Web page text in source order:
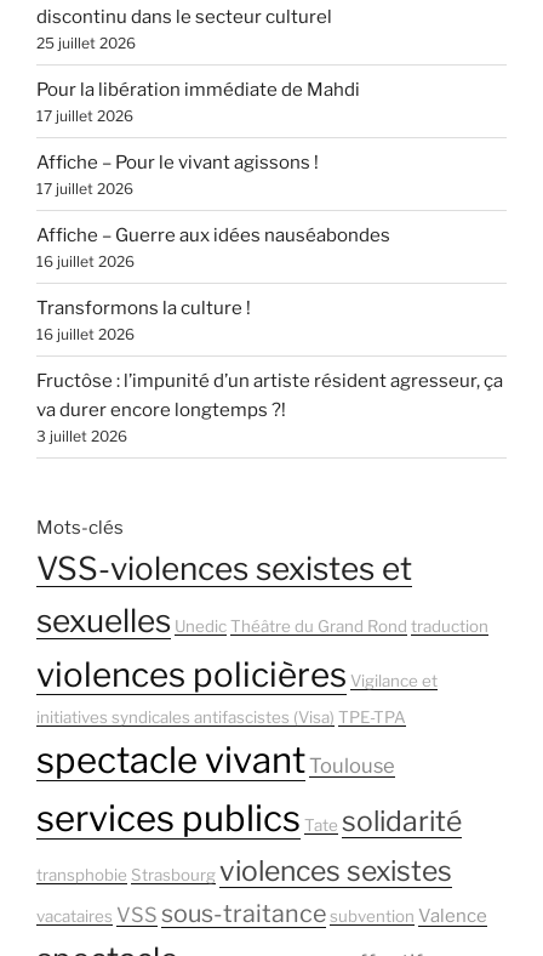
discontinu dans le secteur culturel
25 juillet 2026
Pour la libération immédiate de Mahdi
17 juillet 2026
Affiche – Pour le vivant agissons !
17 juillet 2026
Affiche – Guerre aux idées nauséabondes
16 juillet 2026
Transformons la culture !
16 juillet 2026
Fructôse : l’impunité d’un artiste résident agresseur, ça
va durer encore longtemps ?!
3 juillet 2026
Mots-clés
VSS-violences sexistes et
sexuelles UnedicThéâtre du Grand Rond traduction
violences policières Vigilance et
initiatives syndicales antifascistes (Visa) TPE-TPA
spectacle vivantToulouse
services publics Tate solidarité
transphobie Strasbourgviolences sexistes
vacataires VSS sous-traitancesubvention Valence